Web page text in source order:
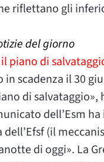
riflettano gli
del giorno
piano di
in scadenza il 30
di
dell’Esm
(il
di oggi». La